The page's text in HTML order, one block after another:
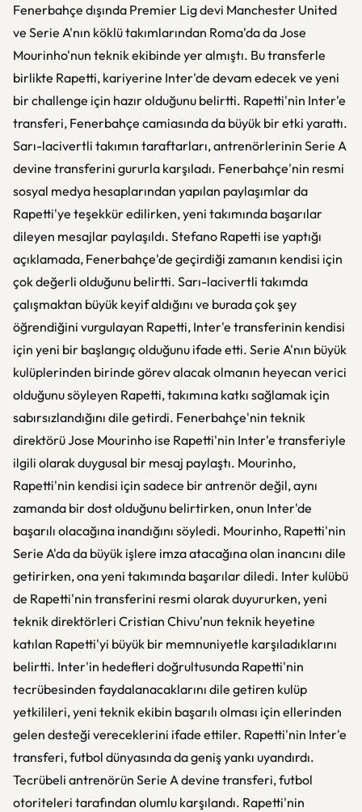
Fenerbahçe dışında Premier Lig devi Manchester United
ve Serie A'nın köklü takımlarından Roma'da da Jose
Mourinho'nun teknik ekibinde yer almıştı. Bu transferle
birlikte Rapetti, kariyerine Inter'de devam edecek ve yeni
bir challenge için hazır olduğunu belirtti. Rapetti'nin Inter'e
transferi, Fenerbahçe camiasında da büyük bir etki yarattı.
Sarı-lacivertli takımın taraftarları, antrenörlerinin Serie A
devine transferini gururla karşıladı. Fenerbahçe'nin resmi
sosyal medya hesaplarından yapılan paylaşımlar da
Rapetti'ye teşekkür edilirken, yeni takımında başarılar
dileyen mesajlar paylaşıldı. Stefano Rapetti ise yaptığı
açıklamada, Fenerbahçe'de geçirdiği zamanın kendisi için
çok değerli olduğunu belirtti. Sarı-lacivertli takımda
çalışmaktan büyük keyif aldığını ve burada çok şey
öğrendiğini vurgulayan Rapetti, Inter'e transferinin kendisi
için yeni bir başlangıç olduğunu ifade etti. Serie A'nın büyük
kulüplerinden birinde görev alacak olmanın heyecan verici
olduğunu söyleyen Rapetti, takımına katkı sağlamak için
sabırsızlandığını dile getirdi. Fenerbahçe'nin teknik
direktörü Jose Mourinho ise Rapetti'nin Inter'e transferiyle
ilgili olarak duygusal bir mesaj paylaştı. Mourinho,
Rapetti'nin kendisi için sadece bir antrenör değil, aynı
zamanda bir dost olduğunu belirtirken, onun Inter'de
başarılı olacağına inandığını söyledi. Mourinho, Rapetti'nin
Serie A'da da büyük işlere imza atacağına olan inancını dile
getirirken, ona yeni takımında başarılar diledi. Inter kulübü
de Rapetti'nin transferini resmi olarak duyururken, yeni
teknik direktörleri Cristian Chivu'nun teknik heyetine
katılan Rapetti'yi büyük bir memnuniyetle karşıladıklarını
belirtti. Inter'in hedefleri doğrultusunda Rapetti'nin
tecrübesinden faydalanacaklarını dile getiren kulüp
yetkilileri, yeni teknik ekibin başarılı olması için ellerinden
gelen desteği vereceklerini ifade ettiler. Rapetti'nin Inter'e
transferi, futbol dünyasında da geniş yankı uyandırdı.
Tecrübeli antrenörün Serie A devine transferi, futbol
otoriteleri tarafından olumlu karşılandı. Rapetti'nin